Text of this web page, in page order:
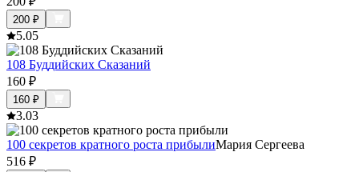
200 ₽
5.05
108 Буддийских Сказаний
160 ₽
160 ₽
3.03
100 секретов кратного роста прибылиМария Сергеева
516 ₽